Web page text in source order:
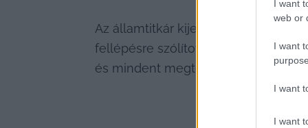
I want
web or
I want
I want
I want
Az államtitkár kijelentette:
fellépésre szólított fel.
„Én harcolni
és mindent megtesz azért, hogy a